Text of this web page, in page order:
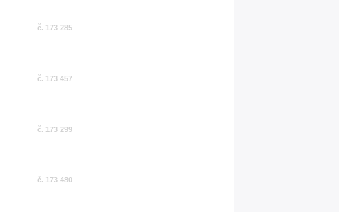
č. 173 285
č. 173 457
č. 173 299
č. 173 480